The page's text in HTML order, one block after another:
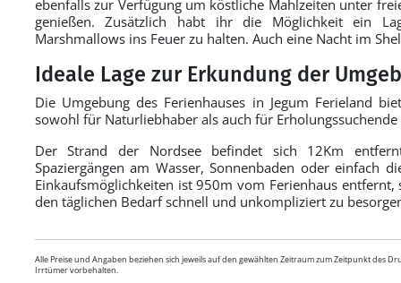
ebenfalls zur Verfügung um köstliche Mahlzeiten unter
genießen. Zusätzlich habt ihr die Möglichkeit ein
Marshmallows ins Feuer zu halten. Auch eine Nacht im
Ideale Lage zur Erkundung der
Die Umgebung des Ferienhauses in Jegum Ferieland
sowohl für Naturliebhaber als auch für Erholungssuchende
Der Strand der Nordsee befindet sich 12Km
Spaziergängen am Wasser, Sonnenbaden oder einfach
Einkaufsmöglichkeiten ist 950m vom Ferienhaus
den täglichen Bedarf schnell und unkompliziert zu
Alle Preise und Angaben beziehen sich jeweils auf den gewählten Zeitraum zum Zeitpunkt des
Irrtümer vorbehalten.